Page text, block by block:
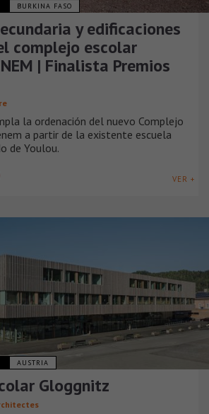
BURKINA FASO
y edificaciones
complejo escolar
| Finalista Premios
la ordenación del nuevo Complejo
a partir de la existente escuela
de Youlou.
VER +
AUSTRIA
Gloggnitz